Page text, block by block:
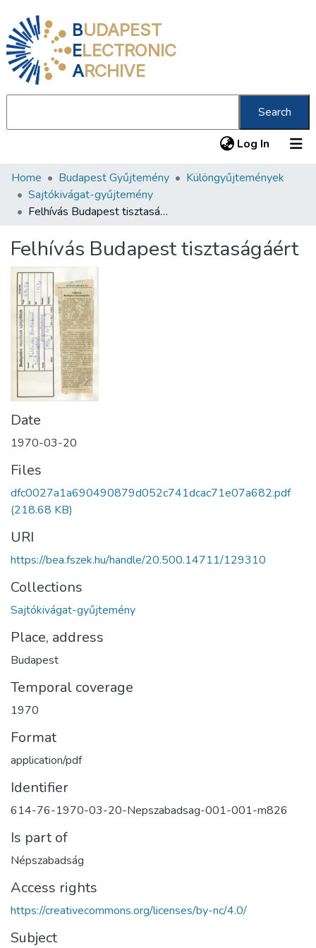
BUDAPEST
ELECTRONIC
ARCHIVE
Search
Log In (current)
Communities & Collections
All of DSpace
About us
Home Budapest Gyűjtemény
Különgyűjtemények
Sajtókivágat-gyűjtemény
Felhívás Budapest tisztaságáért
Felhívás Budapest tisztaságáért
Date
1970-03-20
Files
dfc0027a1a690490879d052c741dcac71e07a682.pdf
(218.68 KB)
URI
https://bea.fszek.hu/handle/20.500.14711/129310
Collections
Sajtókivágat-gyűjtemény
Place, address
Budapest
Temporal coverage
1970
Format
application/pdf
Identifier
614-76-1970-03-20-Nepszabadsag-001-001-m826
Is part of
Népszabadság
Access rights
https://creativecommons.org/licenses/by-nc/4.0/
Subject